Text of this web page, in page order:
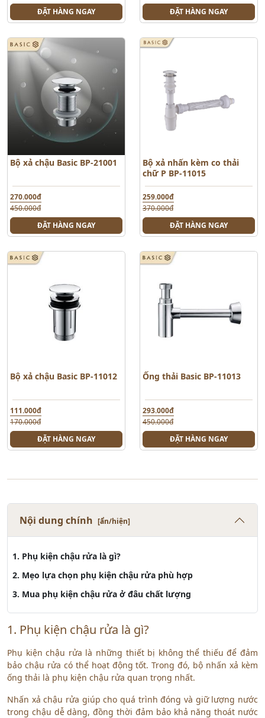
ĐẶT HÀNG NGAY
ĐẶT HÀNG NGAY
Bộ xả chậu Basic BP-21001
270.000đ
450.000đ
ĐẶT HÀNG NGAY
Bộ xả nhấn kèm co thải
chữ P BP-11015
259.000đ
370.000đ
ĐẶT HÀNG NGAY
Bộ xả chậu Basic BP-11012
111.000đ
170.000đ
ĐẶT HÀNG NGAY
Ống thải Basic BP-11013
293.000đ
450.000đ
ĐẶT HÀNG NGAY
Nội dung chính [ẩn/hiện]
1. Phụ kiện chậu rửa là gì?
2. Mẹo lựa chọn phụ kiện chậu rửa phù hợp
3. Mua phụ kiện chậu rửa ở đâu chất lượng
1. Phụ kiện chậu rửa là gì?
Phụ kiện chậu rửa là những thiết bị không thể thiếu để đảm
bảo chậu rửa có thể hoạt động tốt. Trong đó, bộ nhấn xả kèm
ống thải là phụ kiện chậu rửa quan trọng nhất.
Nhấn xả chậu rửa giúp cho quá trình đóng và giữ lượng nước
trong chậu dễ dàng, đồng thời đảm bảo khả năng thoát nước